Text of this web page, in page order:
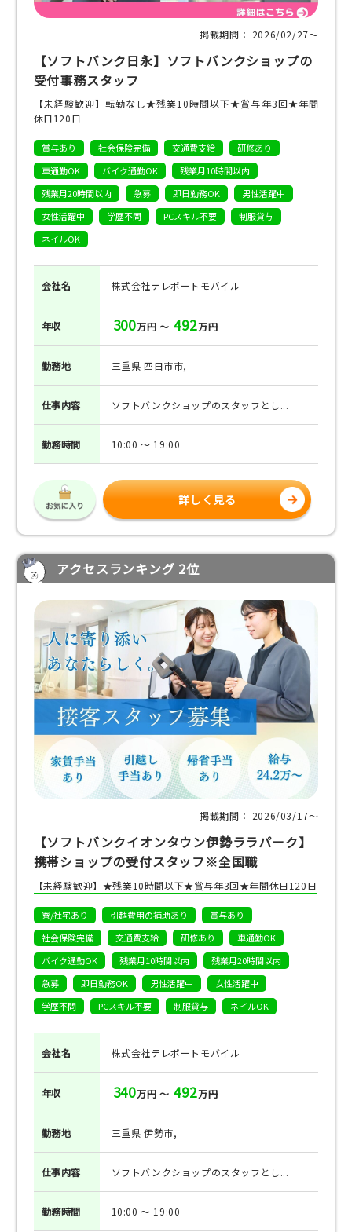
掲載期間： 2026/02/27〜
【ソフトバンク日永】ソフトバンクショップの
受付事務スタッフ
【未経験歓迎】転勤なし★残業10時間以下★賞与年3回★年間
休日120日
賞与あり 社会保険完備 交通費支給
研修あり
車通勤OK
バイク通勤OK
残業月10時間以内
残業月20時間以内
急募 即日勤務OK
男性活躍中
女性活躍中
学歴不問 PCスキル不要
制服貸与
ネイルOK
会社名 株式会社テレポートモバイル
年収 300万円 ～ 492万円
勤務地 三重県 四日市市,
仕事内容 ソフトバンクショップのスタッフとし...
勤務時間 10:00 ～ 19:00
詳しく見る
アクセスランキング 2位
掲載期間： 2026/03/17〜
【ソフトバンクイオンタウン伊勢ララパーク】
携帯ショップの受付スタッフ※全国職
【未経験歓迎】★残業10時間以下★賞与年3回★年間休日120日
寮/社宅あり 引越費用の補助あり
賞与あり
社会保険完備
交通費支給 研修あり
車通勤OK
バイク通勤OK
残業月10時間以内
残業月20時間以内
急募
即日勤務OK 男性活躍中
女性活躍中
学歴不問
PCスキル不要 制服貸与 ネイルOK
会社名 株式会社テレポートモバイル
年収 340万円 ～ 492万円
勤務地 三重県 伊勢市,
仕事内容 ソフトバンクショップのスタッフとし...
勤務時間 10:00 ～ 19:00